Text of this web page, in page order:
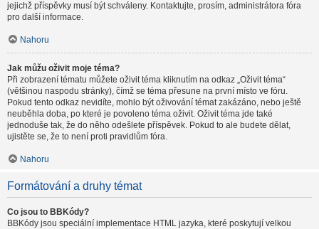
jejichž příspěvky musí být schváleny. Kontaktujte, prosím, administrátora fóra
pro další informace.
Nahoru
Jak můžu oživit moje téma?
Při zobrazení tématu můžete oživit téma kliknutím na odkaz „Oživit téma“
(většinou naspodu stránky), čímž se téma přesune na první místo ve fóru.
Pokud tento odkaz nevidíte, mohlo být oživování témat zakázáno, nebo ještě
neuběhla doba, po které je povoleno téma oživit. Oživit téma jde také
jednoduše tak, že do něho odešlete příspěvek. Pokud to ale budete dělat,
ujistěte se, že to není proti pravidlům fóra.
Nahoru
Formátování a druhy témat
Co jsou to BBKódy?
BBKódy jsou speciální implementace HTML jazyka, které poskytují velkou